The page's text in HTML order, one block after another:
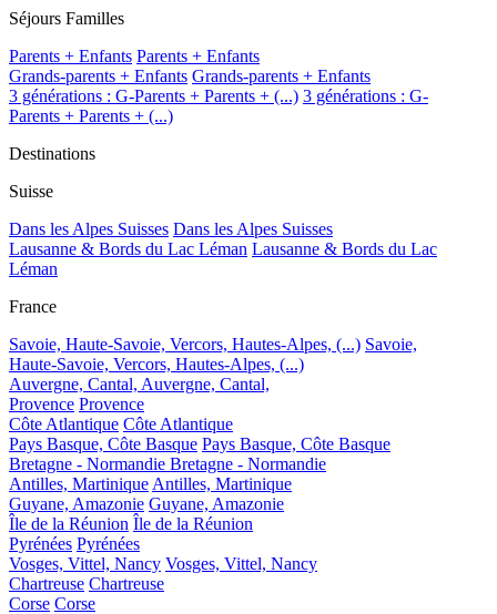
Séjours Familles
Parents + Enfants Parents + Enfants
Grands-parents + Enfants Grands-parents + Enfants
3 générations : G-Parents + Parents + (...) 3 générations : G-
Parents + Parents + (...)
Destinations
Suisse
Dans les Alpes Suisses Dans les Alpes Suisses
Lausanne & Bords du Lac Léman Lausanne & Bords du Lac
Léman
France
Savoie, Haute-Savoie, Vercors, Hautes-Alpes, (...) Savoie,
Haute-Savoie, Vercors, Hautes-Alpes, (...)
Auvergne, Cantal, Auvergne, Cantal,
Provence Provence
Côte Atlantique Côte Atlantique
Pays Basque, Côte Basque Pays Basque, Côte Basque
Bretagne - Normandie Bretagne - Normandie
Antilles, Martinique Antilles, Martinique
Guyane, Amazonie Guyane, Amazonie
Île de la Réunion Île de la Réunion
Pyrénées Pyrénées
Vosges, Vittel, Nancy Vosges, Vittel, Nancy
Chartreuse Chartreuse
Corse Corse